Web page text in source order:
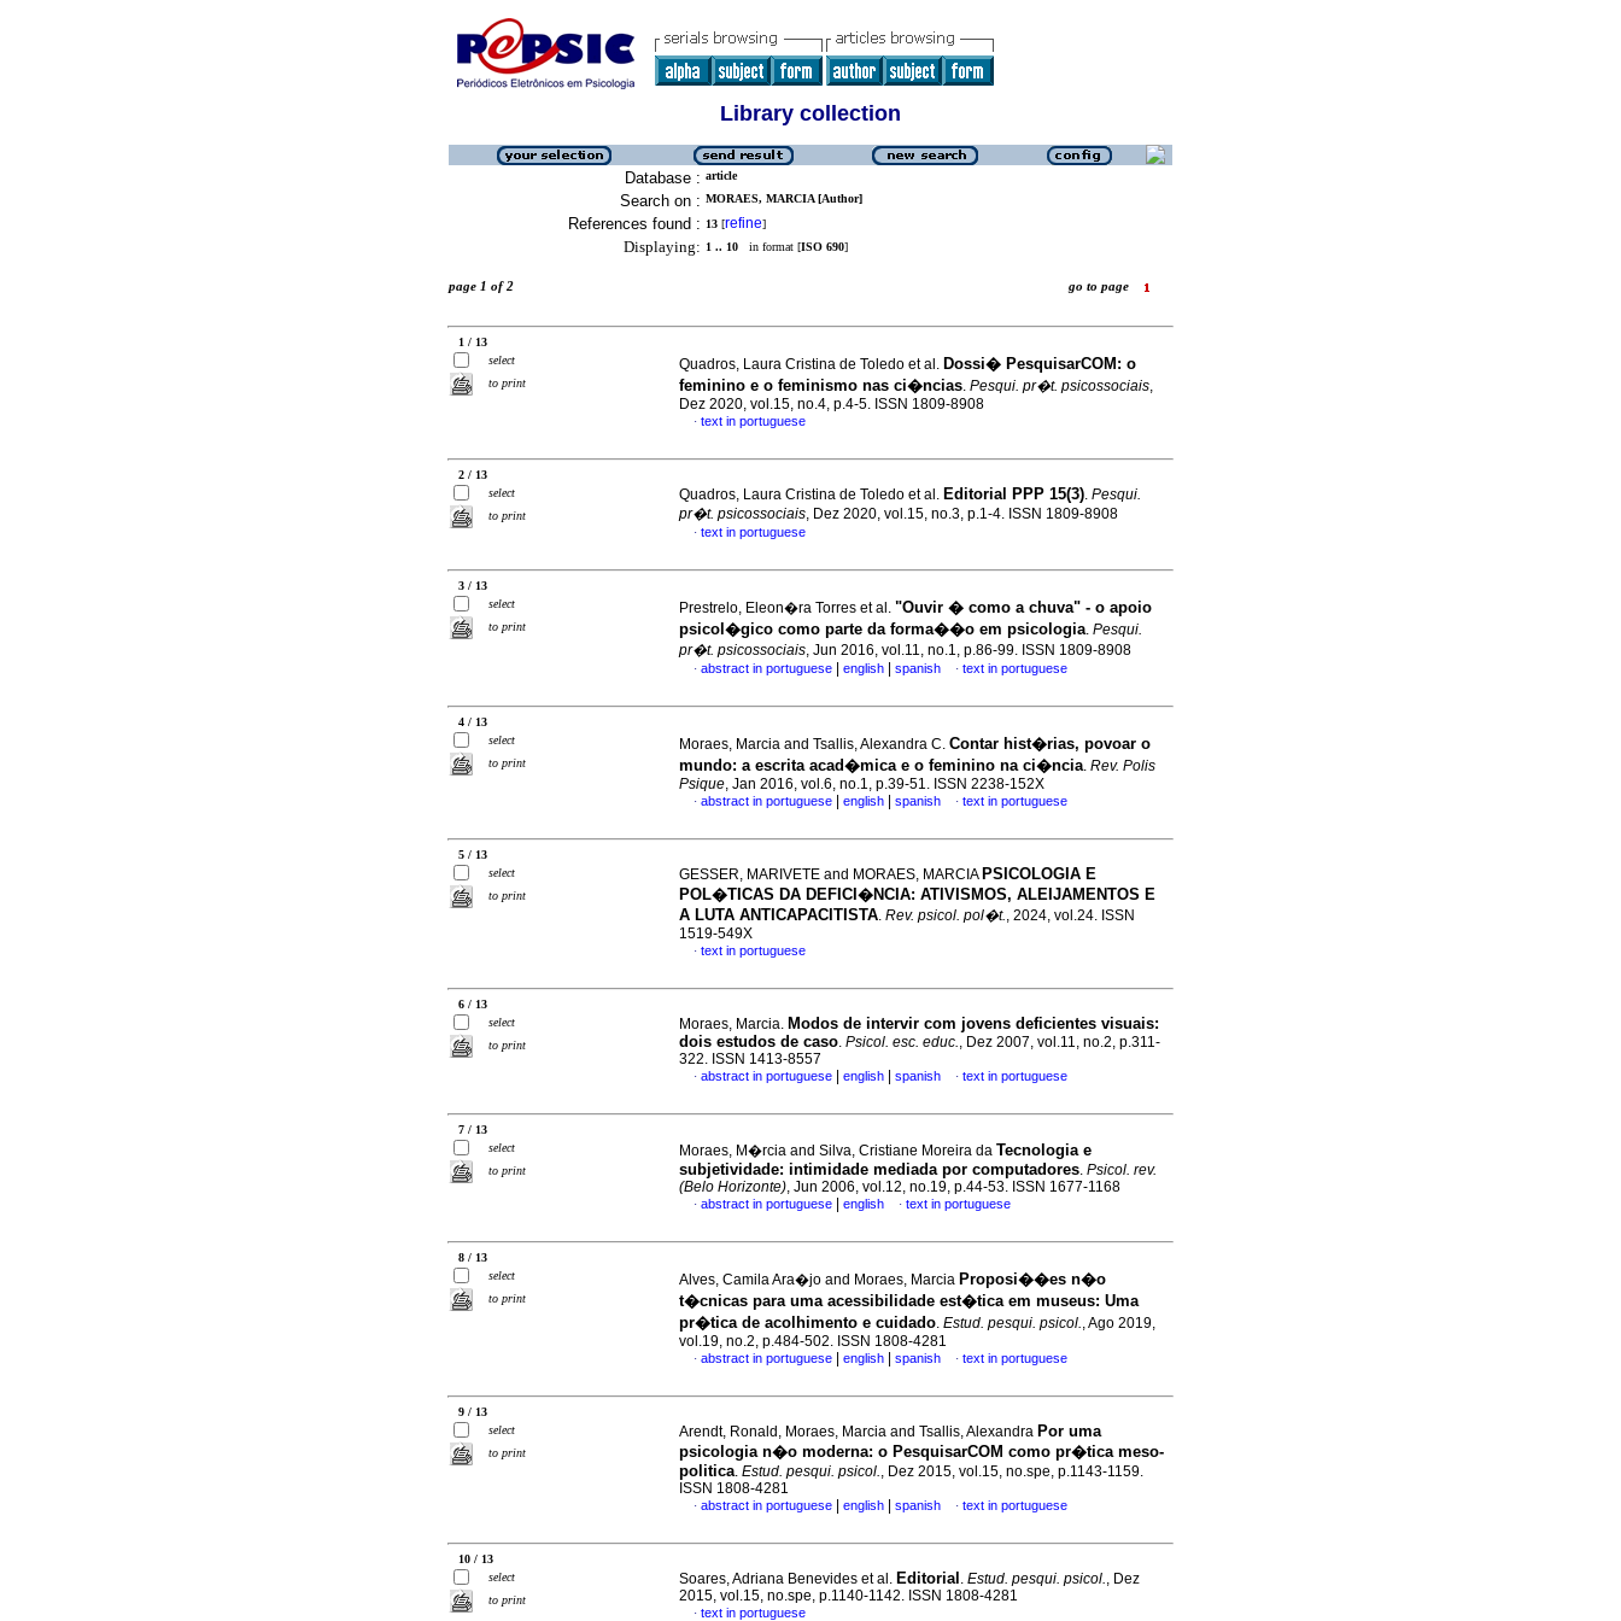
Library collection
Database : article
Search on : MORAES, MARCIA [Author]
References found : 13 [refine]
Displaying: 1 .. 10 in format [ISO 690]
page 1 of 2 go to page
1 / 13
select
to print
Quadros, Laura Cristina de Toledo et al. Dossi� PesquisarCOM: o
feminino e o feminismo nas ci�ncias. Pesqui. pr�t. psicossociais,
Dez 2020, vol.15, no.4, p.4-5. ISSN 1809-8908
· text in portuguese
2 / 13
select
to print
Quadros, Laura Cristina de Toledo et al. Editorial PPP 15(3). Pesqui.
pr�t. psicossociais, Dez 2020, vol.15, no.3, p.1-4. ISSN 1809-8908
· text in portuguese
3 / 13
select
to print
Prestrelo, Eleon�ra Torres et al. "Ouvir � como a chuva" - o apoio
psicol�gico como parte da forma��o em psicologia. Pesqui.
pr�t. psicossociais, Jun 2016, vol.11, no.1, p.86-99. ISSN 1809-8908
· abstract in portuguese english spanish · text in portuguese
4 / 13
select
to print
Moraes, Marcia and Tsallis, Alexandra C. Contar hist�rias, povoar o
mundo: a escrita acad�mica e o feminino na ci�ncia. Rev. Polis
Psique, Jan 2016, vol.6, no.1, p.39-51. ISSN 2238-152X
· abstract in portuguese english spanish · text in portuguese
5 / 13
select
to print
GESSER, MARIVETE and MORAES, MARCIA PSICOLOGIA E
POL�TICAS DA DEFICI�NCIA: ATIVISMOS, ALEIJAMENTOS E
A LUTA ANTICAPACITISTA. Rev. psicol. pol�t., 2024, vol.24. ISSN
1519-549X
· text in portuguese
6 / 13
select
to print
Moraes, Marcia. Modos de intervir com jovens deficientes visuais:
dois estudos de caso. Psicol. esc. educ., Dez 2007, vol.11, no.2, p.311-
322. ISSN 1413-8557
· abstract in portuguese english spanish · text in portuguese
7 / 13
select
to print
Moraes, M�rcia and Silva, Cristiane Moreira da Tecnologia e
subjetividade: intimidade mediada por computadores. Psicol. rev.
(Belo Horizonte), Jun 2006, vol.12, no.19, p.44-53. ISSN 1677-1168
· abstract in portuguese english · text in portuguese
8 / 13
select
to print
Alves, Camila Ara�jo and Moraes, Marcia Proposi��es n�o
t�cnicas para uma acessibilidade est�tica em museus: Uma
pr�tica de acolhimento e cuidado. Estud. pesqui. psicol., Ago 2019,
vol.19, no.2, p.484-502. ISSN 1808-4281
· abstract in portuguese english spanish · text in portuguese
9 / 13
select
to print
Arendt, Ronald, Moraes, Marcia and Tsallis, Alexandra Por uma
psicologia n�o moderna: o PesquisarCOM como pr�tica meso-
politica. Estud. pesqui. psicol., Dez 2015, vol.15, no.spe, p.1143-1159.
ISSN 1808-4281
· abstract in portuguese english spanish · text in portuguese
10 / 13
select
to print
Soares, Adriana Benevides et al. Editorial . Estud. pesqui. psicol., Dez
2015, vol.15, no.spe, p.1140-1142. ISSN 1808-4281
· text in portuguese